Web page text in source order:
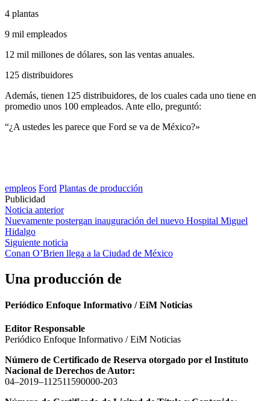
4 plantas
9 mil empleados
12 mil millones de dólares, son las ventas anuales.
125 distribuidores
Además, tienen 125 distribuidores, de los cuales cada uno tiene en
promedio unos 100 empleados. Ante ello, preguntó:
“¿A ustedes les parece que Ford se va de México?»
empleos Ford Plantas de producción
Publicidad
Navegación
de
entradas
Noticia anterior
Nuevamente postergan inauguración del nuevo Hospital Miguel
Hidalgo
Siguiente noticia
Conan O’Brien llega a la Ciudad de México
Una producción de
Periódico Enfoque Informativo / EiM Noticias
Editor Responsable
Periódico Enfoque Informativo / EiM Noticias
Número de Certificado de Reserva otorgado por el Instituto
Nacional de Derechos de Autor:
04–2019–112511590000-203